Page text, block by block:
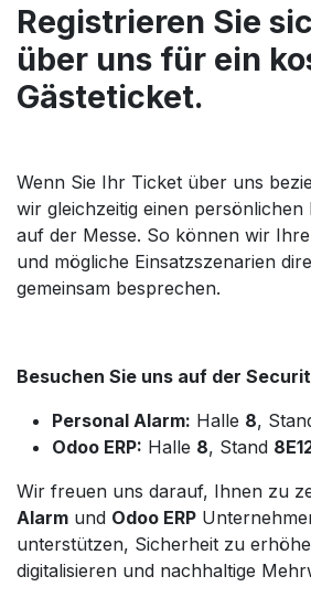
Registrieren Sie
über uns für ein
Gästeticket.
Wenn Sie Ihr Ticket über uns
wir gleichzeitig einen persönlichen
auf der Messe. So können wir
und mögliche Einsatzszenarien
gemeinsam besprechen.
Besuchen Sie uns auf der
Personal Alarm: Halle 8,
Odoo ERP: Halle 8, Stand
Wir freuen uns darauf, Ihnen zu
Alarm und Odoo ERP
unterstützen, Sicherheit zu
digitalisieren und nachhaltige